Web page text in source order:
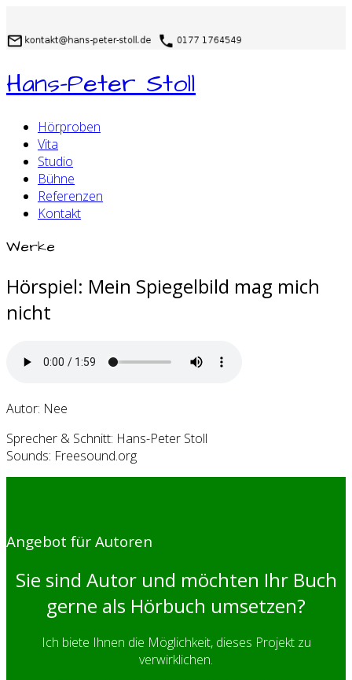
Hans-Peter Stoll
Hörproben
Vita
Studio
Bühne
Referenzen
Kontakt
Werke
Hörspiel: Mein Spiegelbild mag mich
nicht
Autor: Nee
Sprecher & Schnitt: Hans-Peter Stoll
Sounds: Freesound.org
Angebot für Autoren
Sie sind Autor und möchten Ihr Buch
gerne als Hörbuch umsetzen?
Ich biete Ihnen die Möglichkeit, dieses Projekt zu
verwirklichen.